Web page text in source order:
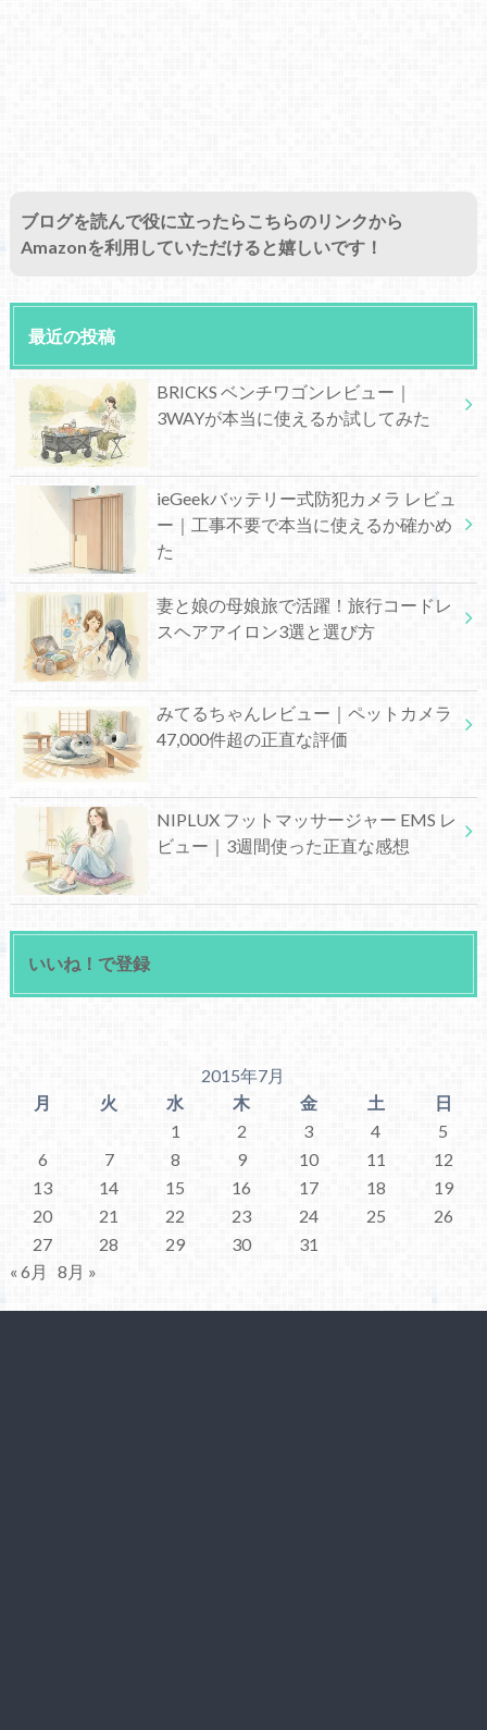
ブログを読んで役に立ったらこちらのリンクから
Amazonを利用していただけると嬉しいです！
最近の投稿
BRICKS ベンチワゴンレビュー｜
3WAYが本当に使えるか試してみた
ieGeekバッテリー式防犯カメラ レビュ
ー｜工事不要で本当に使えるか確かめ
た
妻と娘の母娘旅で活躍！旅行コードレ
スヘアアイロン3選と選び方
みてるちゃんレビュー｜ペットカメラ
47,000件超の正直な評価
NIPLUX フットマッサージャー EMS レ
ビュー｜3週間使った正直な感想
いいね！で登録
2015年7月
月
火 水 木 金 土
日
1
2 3 4
5
6
7 8 9 10 11
12
13
14 15 16 17 18
19
20
21 22 23 24 25
26
27
28 29 30
31
« 6月
8月 »